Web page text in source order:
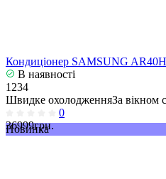
Кондиціонер SAMSUNG
В наявності
1234
Швидке охолодженняЗа вікном
0
36999грн.
Новинка